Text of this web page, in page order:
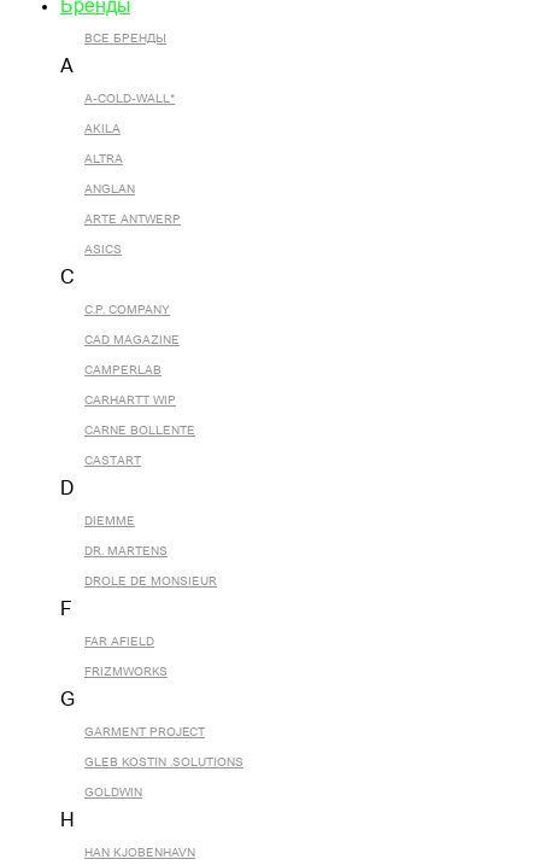
Бренды
ВСЕ БРЕНДЫ
A
A-COLD-WALL*
AKILA
ALTRA
ANGLAN
ARTE ANTWERP
ASICS
C
C.P. COMPANY
CAD MAGAZINE
CAMPERLAB
CARHARTT WIP
CARNE BOLLENTE
CASTART
D
DIEMME
DR. MARTENS
DROLE DE MONSIEUR
F
FAR AFIELD
FRIZMWORKS
G
GARMENT PROJECT
GLEB KOSTIN .SOLUTIONS
GOLDWIN
H
HAN KJOBENHAVN